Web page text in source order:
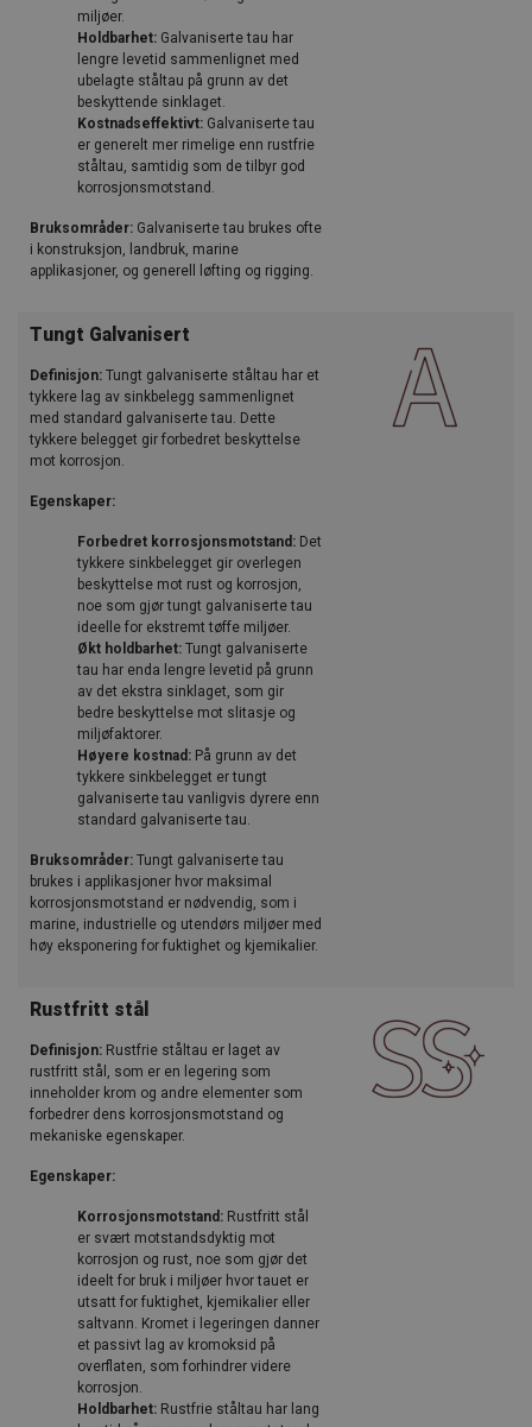
miljøer.
Holdbarhet: Galvaniserte tau har
lengre levetid sammenlignet med
ubelagte ståltau på grunn av det
beskyttende sinklaget.
Kostnadseffektivt: Galvaniserte tau
er generelt mer rimelige enn rustfrie
ståltau, samtidig som de tilbyr god
korrosjonsmotstand.
Bruksområder: Galvaniserte tau brukes ofte
i konstruksjon, landbruk, marine
applikasjoner, og generell løfting og rigging.
Tungt Galvanisert
Definisjon: Tungt galvaniserte ståltau har et
tykkere lag av sinkbelegg sammenlignet
med standard galvaniserte tau. Dette
tykkere belegget gir forbedret beskyttelse
mot korrosjon.
Egenskaper:
Forbedret korrosjonsmotstand: Det
tykkere sinkbelegget gir overlegen
beskyttelse mot rust og korrosjon,
noe som gjør tungt galvaniserte tau
ideelle for ekstremt tøffe miljøer.
Økt holdbarhet: Tungt galvaniserte
tau har enda lengre levetid på grunn
av det ekstra sinklaget, som gir
bedre beskyttelse mot slitasje og
miljøfaktorer.
Høyere kostnad: På grunn av det
tykkere sinkbelegget er tungt
galvaniserte tau vanligvis dyrere enn
standard galvaniserte tau.
Bruksområder: Tungt galvaniserte tau
brukes i applikasjoner hvor maksimal
korrosjonsmotstand er nødvendig, som i
marine, industrielle og utendørs miljøer med
høy eksponering for fuktighet og kjemikalier.
Rustfritt stål
Definisjon: Rustfrie ståltau er laget av
rustfritt stål, som er en legering som
inneholder krom og andre elementer som
forbedrer dens korrosjonsmotstand og
mekaniske egenskaper.
Egenskaper:
Korrosjonsmotstand: Rustfritt stål
er svært motstandsdyktig mot
korrosjon og rust, noe som gjør det
ideelt for bruk i miljøer hvor tauet er
utsatt for fuktighet, kjemikalier eller
saltvann. Kromet i legeringen danner
et passivt lag av kromoksid på
overflaten, som forhindrer videre
korrosjon.
Holdbarhet: Rustfrie ståltau har lang